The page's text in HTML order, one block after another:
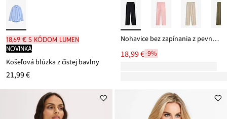
18,69 € s kódom LUMEN
novinka
Košeľová blúzka z čistej bavlny
21,99 €
Nohavice bez zapínania z pevnej kvality Interlock
18,99 €-9%